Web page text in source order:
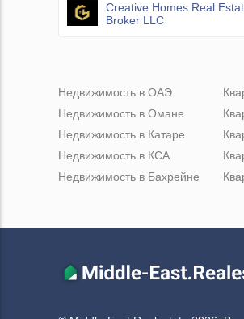
Creative Homes Real
Broker LLC
Недвижимость в ОАЭ
Недвижимость в Омане
Недвижимость в Катаре
Недвижимость в КСА
Недвижимость в Бахрейне